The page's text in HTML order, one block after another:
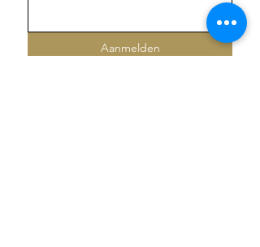
Aanmelden